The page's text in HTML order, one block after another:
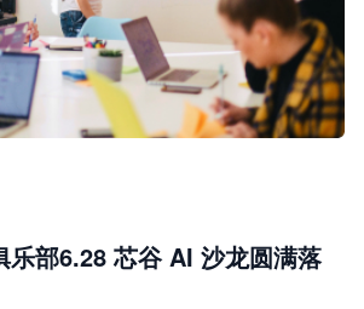
乐部6.28 芯谷 AI 沙龙圆满落